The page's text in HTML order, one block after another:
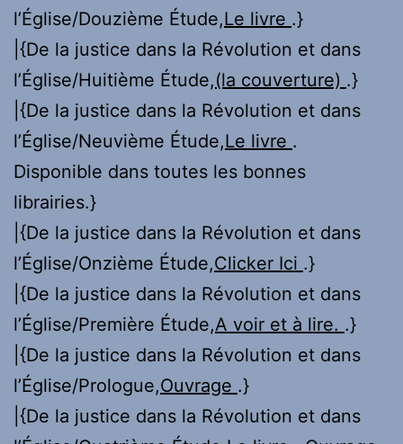
l’Église/Douzième Étude,Le livre .}
|{De la justice dans la Révolution et dans
l’Église/Huitième Étude,(la couverture) .}
|{De la justice dans la Révolution et dans
l’Église/Neuvième Étude,Le livre .
Disponible dans toutes les bonnes
librairies.}
|{De la justice dans la Révolution et dans
l’Église/Onzième Étude,Clicker Ici .}
|{De la justice dans la Révolution et dans
l’Église/Première Étude,A voir et à lire. .}
|{De la justice dans la Révolution et dans
l’Église/Prologue,Ouvrage .}
|{De la justice dans la Révolution et dans